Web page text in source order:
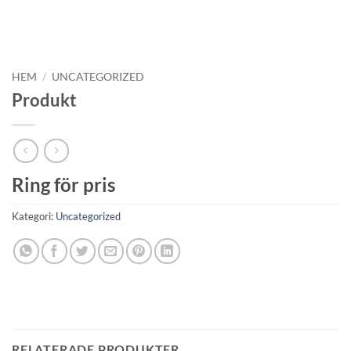
HEM / UNCATEGORIZED
Produkt
Ring för pris
Kategori: Uncategorized